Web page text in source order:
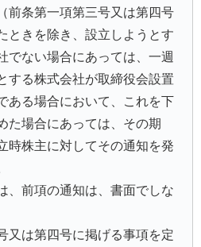
前条第一項第三号又は第四号
ときを除き、設立しようとす
でない場合にあっては、一週
する株式会社が取締役会設置
ある場合において、これを下
た場合にあっては、その期
時株主に対してその通知を発
前項の通知は、書面でしな
は第四号に掲げる事項を定